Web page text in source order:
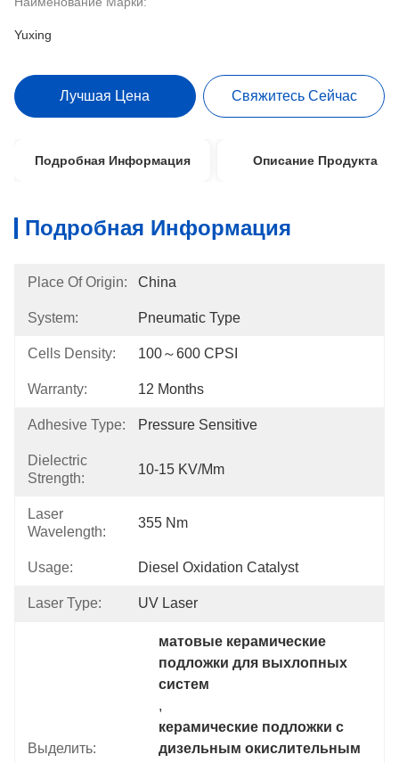
Yuxing
Лучшая Цена Свяжитесь Сейчас
Подробная Информация Описание Продукта
Подробная Информация
Place Of Origin: China
System: Pneumatic Type
Cells Density: 100～600 CPSI
Warranty: 12 Months
Adhesive Type: Pressure Sensitive
Dielectric
Strength:
10-15 KV/mm
Laser
Wavelength:
355 Nm
Usage: Diesel Oxidation Catalyst
Laser Type: UV Laser
Выделить:
матовые керамические
подложки для выхлопных
систем
,
керамические подложки с
дизельным окислительным